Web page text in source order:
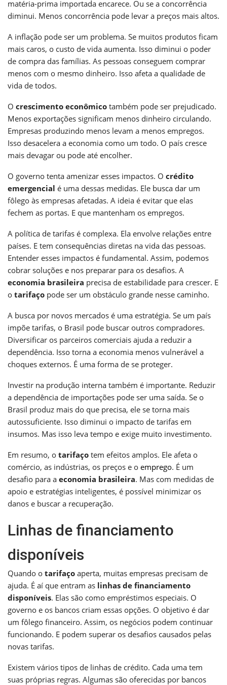
matéria-prima importada encarece. Ou se a concorrência
diminui. Menos concorrência pode levar a preços mais altos.
A inflação pode ser um problema. Se muitos produtos ficam
mais caros, o custo de vida aumenta. Isso diminui o poder
de compra das famílias. As pessoas conseguem comprar
menos com o mesmo dinheiro. Isso afeta a qualidade de
vida de todos.
O crescimento econômico também pode ser prejudicado.
Menos exportações significam menos dinheiro circulando.
Empresas produzindo menos levam a menos empregos.
Isso desacelera a economia como um todo. O país cresce
mais devagar ou pode até encolher.
O governo tenta amenizar esses impactos. O crédito
emergencial é uma dessas medidas. Ele busca dar um
fôlego às empresas afetadas. A ideia é evitar que elas
fechem as portas. E que mantenham os empregos.
A política de tarifas é complexa. Ela envolve relações entre
países. E tem consequências diretas na vida das pessoas.
Entender esses impactos é fundamental. Assim, podemos
cobrar soluções e nos preparar para os desafios. A
economia brasileira precisa de estabilidade para crescer. E
o tarifaço pode ser um obstáculo grande nesse caminho.
A busca por novos mercados é uma estratégia. Se um país
impõe tarifas, o Brasil pode buscar outros compradores.
Diversificar os parceiros comerciais ajuda a reduzir a
dependência. Isso torna a economia menos vulnerável a
choques externos. É uma forma de se proteger.
Investir na produção interna também é importante. Reduzir
a dependência de importações pode ser uma saída. Se o
Brasil produz mais do que precisa, ele se torna mais
autossuficiente. Isso diminui o impacto de tarifas em
insumos. Mas isso leva tempo e exige muito investimento.
Em resumo, o tarifaço tem efeitos amplos. Ele afeta o
comércio, as indústrias, os preços e o emprego. É um
desafio para a economia brasileira. Mas com medidas de
apoio e estratégias inteligentes, é possível minimizar os
danos e buscar a recuperação.
Linhas de financiamento
disponíveis
Quando o tarifaço aperta, muitas empresas precisam de
ajuda. É aí que entram as linhas de financiamento
disponíveis. Elas são como empréstimos especiais. O
governo e os bancos criam essas opções. O objetivo é dar
um fôlego financeiro. Assim, os negócios podem continuar
funcionando. E podem superar os desafios causados pelas
novas tarifas.
Existem vários tipos de linhas de crédito. Cada uma tem
suas próprias regras. Algumas são oferecidas por bancos